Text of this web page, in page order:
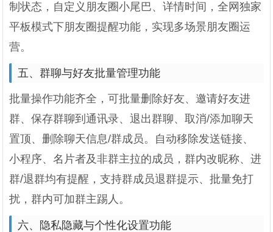
制状态，自定义朋友圈小尾巴、详情时间，全网独家
平板模式下朋友圈提醒功能，实现多场景朋友圈运
营。
五、群聊与好友批量管理功能
批量操作功能齐全，可批量删除好友、邀请好友进
群、保存群聊到通讯录、退出群聊、取消/添加聊天
置顶、删除聊天信息/群成员。自动移除发送链接、
小程序、名片者及非群主拉的成员，群内改昵称、进
群/退群均有提醒，支持群成员退群提示、批量免打
扰，群内可加群主踢人。
六、隐私隐藏与个性化设置功能